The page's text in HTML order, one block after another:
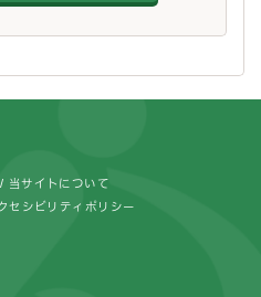
当サイトについて
セシビリティポリシー